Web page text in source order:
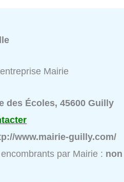
Mairie
des Écoles, 45600 Guilly
www.mairie-guilly.com/
par Mairie : non